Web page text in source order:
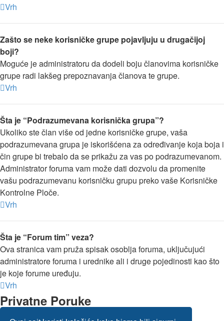
Vrh
Zašto se neke korisničke grupe pojavljuju u drugačijoj
boji?
Moguće je administratoru da dodeli boju članovima korisničke
grupe radi lakšeg prepoznavanja članova te grupe.
Vrh
Šta je “Podrazumevana korisnička grupa”?
Ukoliko ste član više od jedne korisničke grupe, vaša
podrazumevana grupa je iskorišćena za određivanje koja boja i
čin grupe bi trebalo da se prikažu za vas po podrazumevanom.
Administrator foruma vam može dati dozvolu da promenite
vašu podrazumevanu korisničku grupu preko vaše Korisničke
Kontrolne Ploče.
Vrh
Šta je “Forum tim” veza?
Ova stranica vam pruža spisak osoblja foruma, uključujući
administratore foruma i urednike ali i druge pojedinosti kao što
je koje forume uređuju.
Vrh
Privatne Poruke